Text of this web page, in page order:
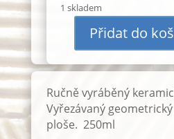
1 skladem
ID:
2735
množství
Přidat do
Ručně vyráběný
Vyřezávaný
ploše. 250ml